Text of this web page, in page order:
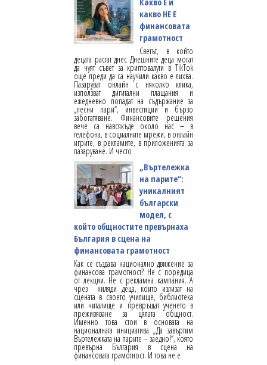
какво НЕ Е
финансовата
грамотност
Светът, в който
децата растат днес Днешните деца могат
да чуят съвет за криптовалути в TikTok
още преди да са научили какво е лихва.
Пазаруват онлайн с няколко клика,
използват дигитални плащания и
ежедневно попадат на съдържание за
„лесни пари“, инвестиции и бързо
забогатяване. Финансовите решения
вече са навсякъде около нас – в
телефона, в социалните мрежи, в онлайн
игрите, в рекламите, в приложенията за
пазаруване. И често
„Въртележка
на парите“:
уникалният
български
модел, с
който общностите превърнаха
България в сцена на
финансовата грамотност
Как се създава национално движение за
финансова грамотност? Не с поредица
от лекции. Не с рекламна кампания. А
чрез хиляди деца, които излизат на
сцената в своето училище, библиотека
или читалище и превръщат ученето в
преживяване за цялата общност.
Именно това стои в основата на
националната инициатива „Да завъртим
Въртележката на парите – заедно!“, която
превърна България в сцена на
финансовата грамотност. И това не е